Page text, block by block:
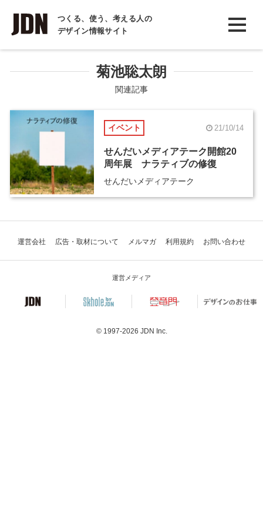
つくる、使う、考える人の
デザイン情報サイト
INTERVIEW
インタビュー
COLUMN
コラム
菊池聡太朗
関連記事
イベント 21/10/14
せんだいメディアテーク開館20
周年展 ナラティブの修復
せんだいメディアテーク
運営会社 広告・取材について メルマガ 利用規約 お問い合わせ
運営メディア
© 1997-2026 JDN Inc.